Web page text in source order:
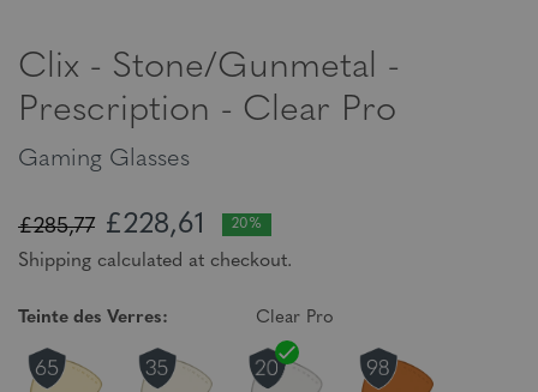
Clix - Stone/Gunmetal -
Prescription - Clear Pro
Gaming Glasses
£285,77 £228,61 20%
Shipping calculated at checkout.
Teinte des Verres: Clear Pro